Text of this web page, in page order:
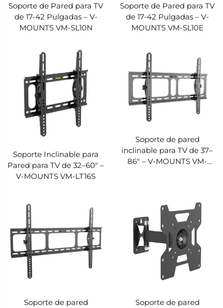
Soporte de Pared para TV
de 17-42 Pulgadas – V-
MOUNTS VM-SL10N
Soporte de Pared para TV
de 17-42 Pulgadas – V-
MOUNTS VM-SL10E
Soporte Inclinable para
Pared para TV de 32–60" –
V-MOUNTS VM-LT16S
Soporte de pared
inclinable para TV de 37–
86" – V-MOUNTS VM-
Soporte de pared
Soporte de pared